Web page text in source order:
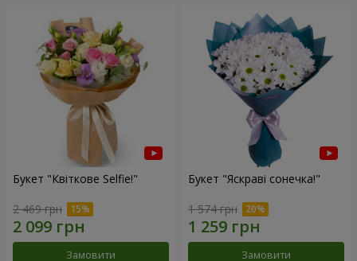
Букет "Квіткове Selfie!"
2 469 грн
Замовити
Букет "Яскраві сонечка!"
1 574 грн
Замовити